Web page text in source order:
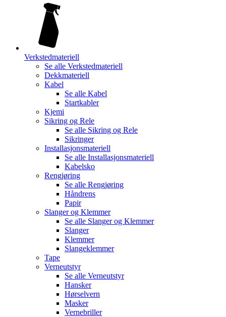
Verkstedmateriell
Se alle Verkstedmateriell
Dekkmateriell
Kabel
Se alle Kabel
Startkabler
Kjemi
Sikring og Rele
Se alle Sikring og Rele
Sikringer
Installasjonsmateriell
Se alle Installasjonsmateriell
Kabelsko
Rengjøring
Se alle Rengjøring
Håndrens
Papir
Slanger og Klemmer
Se alle Slanger og Klemmer
Slanger
Klemmer
Slangeklemmer
Tape
Verneutstyr
Se alle Verneutstyr
Hansker
Hørselvern
Masker
Vernebriller